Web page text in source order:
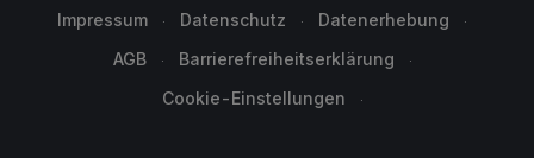
Impressum Datenschutz
Datenerhebung
AGB
Barrierefreiheitserklärung
Cookie-Einstellungen